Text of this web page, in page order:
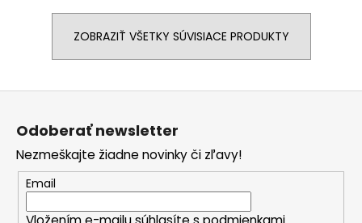
ZOBRAZIŤ VŠETKY SÚVISIACE PRODUKTY
Z
Odoberať newsletter
Nezmeškajte žiadne novinky či zľavy!
Email